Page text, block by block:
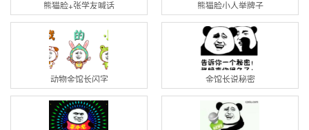
熊猫脸+张学友喊话 熊猫脸小人举牌子
动物金馆长闪字 金馆长说秘密